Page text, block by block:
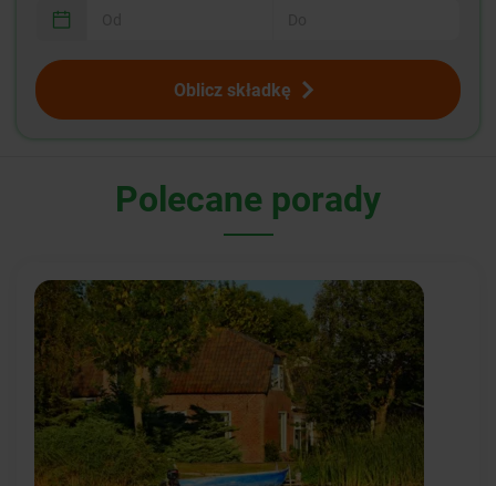
Oblicz składkę
Polecane porady